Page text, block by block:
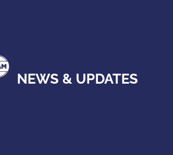
NEWS & UPDATES